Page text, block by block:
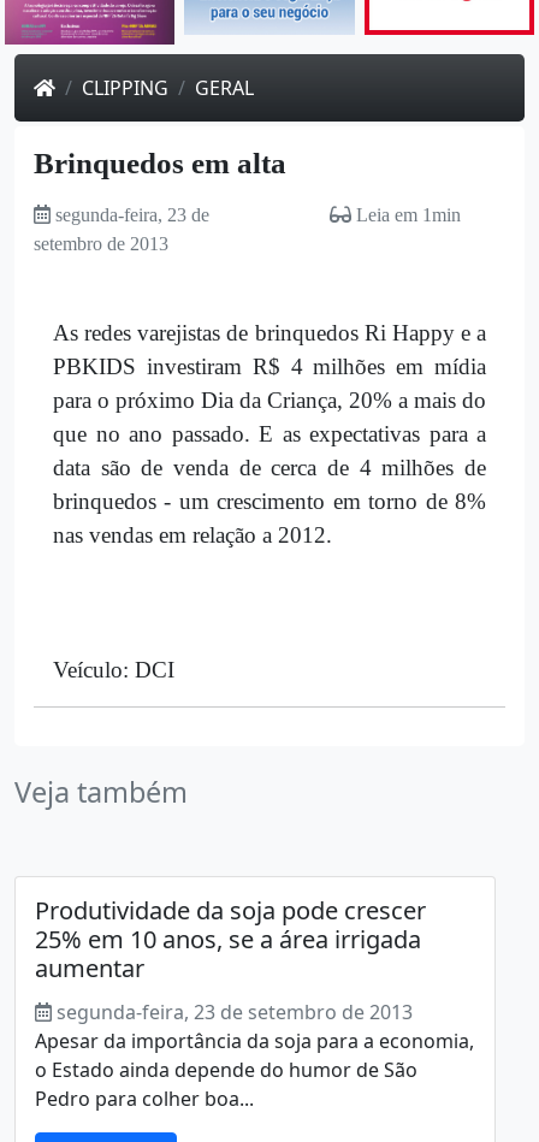
CLIPPING GERAL
Brinquedos em alta
segunda-feira, 23 de
setembro de 2013
Leia em 1min
As redes varejistas de brinquedos Ri Happy e a
PBKIDS investiram R$ 4 milhões em mídia
para o próximo Dia da Criança, 20% a mais do
que no ano passado. E as expectativas para a
data são de venda de cerca de 4 milhões de
brinquedos - um crescimento em torno de 8%
nas vendas em relação a 2012.
Veículo: DCI
Veja também
Produtividade da soja pode crescer
25% em 10 anos, se a área irrigada
aumentar
segunda-feira, 23 de setembro de 2013
Apesar da importância da soja para a economia,
o Estado ainda depende do humor de São
Pedro para colher boa...